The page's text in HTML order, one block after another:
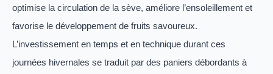
optimise la circulation de la sève, améliore l’ensoleillement et
favorise le développement de fruits savoureux.
L’investissement en temps et en technique durant ces
journées hivernales se traduit par des paniers débordants à